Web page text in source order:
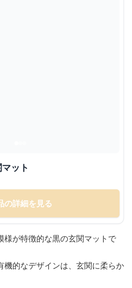
ット
の詳細を見る
様が特徴的な黒の玄関マットで
機的なデザインは、玄関に柔らか